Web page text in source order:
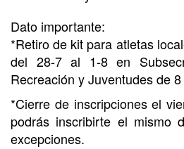
Dato importante:
*Retiro de kit para atletas
del 28-7 al 1-8 en
Recreación y Juventudes de
*Cierre de inscripciones el
podrás inscribirte el mismo
excepciones.